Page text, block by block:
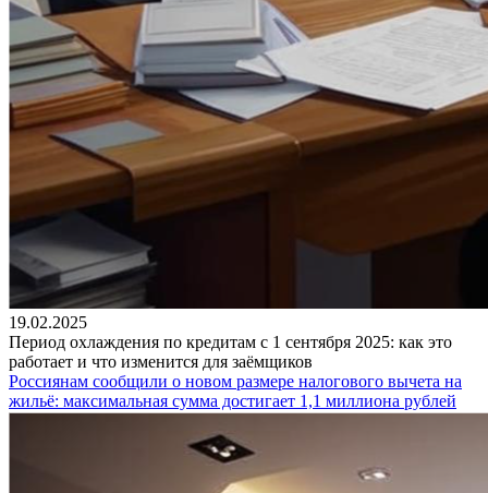
19.02.2025
Период охлаждения по кредитам с 1 сентября 2025: как это
работает и что изменится для заёмщиков
Россиянам сообщили о новом размере налогового вычета на
жильё: максимальная сумма достигает 1,1 миллиона рублей